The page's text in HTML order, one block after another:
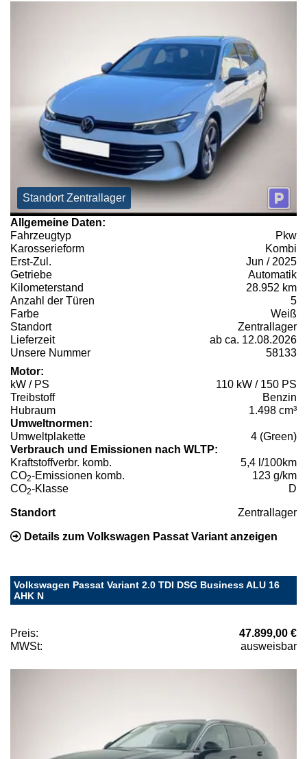
Standort Zentrallager
Allgemeine Daten:
Fahrzeugtyp
Pkw
Karosserieform
Kombi
Erst-Zul.
Jun / 2025
Getriebe
Automatik
Kilometerstand
28.952 km
Anzahl der Türen
5
Farbe
Weiß
Standort
Zentrallager
Lieferzeit
ab ca. 12.08.2026
Unsere Nummer
58133
Motor:
kW / PS
110 kW / 150 PS
Treibstoff
Benzin
Hubraum
1.498 cm³
Umweltnormen:
Umweltplakette
4 (Green)
Verbrauch und Emissionen nach WLTP:
Kraftstoffverbr. komb.
5,4 l/100km
CO2-Emissionen komb.
123 g/km
CO2-Klasse D
Standort Zentrallager
Details zum Volkswagen Passat Variant anzeigen
Volkswagen Passat Variant 2.0 TDI DSG Business ALU 16
AHK N
Preis:
47.899,00 €
MWSt:
ausweisbar